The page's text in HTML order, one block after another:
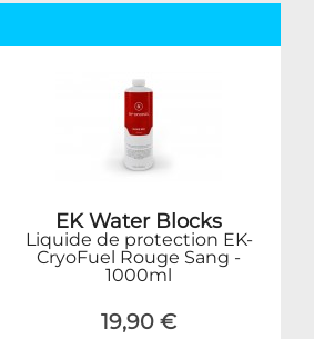
EK Water Blocks
Liquide de protection EK-
CryoFuel Rouge Sang -
1000ml
19,90 €